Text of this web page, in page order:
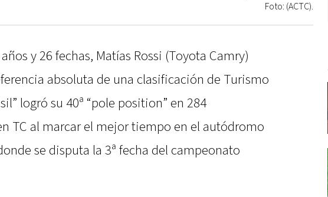
Foto: (ACTC).
y 26 fechas, Matías Rossi (Toyota Camry)
absoluta de una clasificación de Turismo
logró su 40ª “pole position” en 284
TC al marcar el mejor tiempo en el autódromo
se disputa la 3ª fecha del campeonato